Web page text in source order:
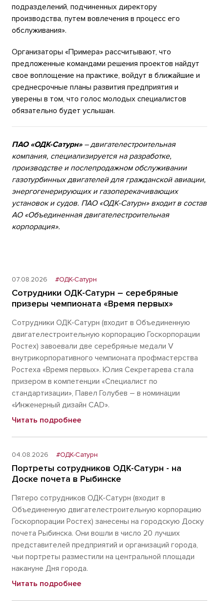
подразделений, подчиненных директору
производства, путем вовлечения в процесс его
обслуживания».
Организаторы «Примера» рассчитывают, что
предложенные командами решения проектов найдут
свое воплощение на практике, войдут в ближайшие и
среднесрочные планы развития предприятия и
уверены в том, что голос молодых специалистов
обязательно будет услышан.
ПАО «ОДК-Сатурн»– двигателестроительная
компания, специализируется на разработке,
производстве и послепродажном обслуживании
газотурбинных двигателей для гражданской авиации,
энергогенерирующих и газоперекачивающих
установок и судов. ПАО «ОДК-Сатурн» входит в состав
АО «Объединенная двигателестроительная
корпорация».
07.08.2026 #ОДК-Сатурн
Сотрудники ОДК-Сатурн – серебряные
призеры чемпионата «Время первых»
Сотрудники ОДК-Сатурн (входит в Объединенную
двигателестроительную корпорацию Госкорпорации
Ростех) завоевали две серебряные медали V
внутрикорпоративного чемпионата профмастерства
Ростеха «Время первых». Юлия Секретарева стала
призером в компетенции «Специалист по
стандартизации», Павел Голубев – в номинации
«Инженерный дизайн CAD».
Читать подробнее
04.08.2026 #ОДК-Сатурн
Портреты сотрудников ОДК-Сатурн - на
Доске почета в Рыбинске
Пятеро сотрудников ОДК-Сатурн (входит в
Объединенную двигателестроительную корпорацию
Госкорпорации Ростех) занесены на городскую Доску
почета Рыбинска. Они вошли в число 20 лучших
представителей предприятий и организаций города,
чьи портреты разместили на центральной площади
накануне Дня города.
Читать подробнее